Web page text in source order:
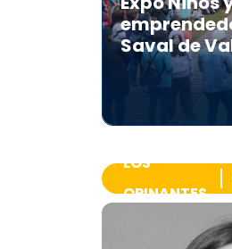
Saval de
LOS
OPINANTES